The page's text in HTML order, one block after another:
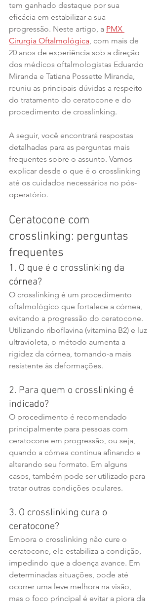
tem ganhado destaque por sua
eficácia em estabilizar a sua
progressão. Neste artigo, a PMX
Cirurgia Oftalmológica, com mais de
20 anos de experiência sob a direção
dos médicos oftalmologistas Eduardo
Miranda e Tatiana Possette Miranda,
reuniu as principais dúvidas a respeito
do tratamento do ceratocone e do
procedimento de crosslinking.
A seguir, você encontrará respostas
detalhadas para as perguntas mais
frequentes sobre o assunto. Vamos
explicar desde o que é o crosslinking
até os cuidados necessários no pós-
operatório.
Ceratocone com
crosslinking: perguntas
frequentes
1. O que é o crosslinking da
córnea?
O crosslinking é um procedimento
oftalmológico que fortalece a córnea,
evitando a progressão do ceratocone.
Utilizando riboflavina (vitamina B2) e luz
ultravioleta, o método aumenta a
rigidez da córnea, tornando-a mais
resistente às deformações.
2. Para quem o crosslinking é
indicado?
O procedimento é recomendado
principalmente para pessoas com
ceratocone em progressão, ou seja,
quando a córnea continua afinando e
alterando seu formato. Em alguns
casos, também pode ser utilizado para
tratar outras condições oculares.
3. O crosslinking cura o
ceratocone?
Embora o crosslinking não cure o
ceratocone, ele estabiliza a condição,
impedindo que a doença avance. Em
determinadas situações, pode até
ocorrer uma leve melhora na visão,
mas o foco principal é evitar a piora da